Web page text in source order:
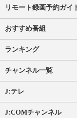
リモート録画予約ガイ
おすすめ番組
ランキング
チャンネル一覧
J:テレ
J:COMチャンネル